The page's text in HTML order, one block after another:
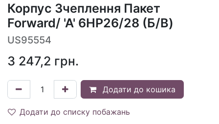
Корпус Зчеплення Пакет
Forward/ 'A' 6HP26/28 (Б/В)
US95554
3 247,2 грн.
Додати до кошика
Додати до списку побажань